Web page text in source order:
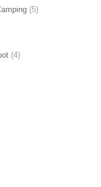
(5)
(4)